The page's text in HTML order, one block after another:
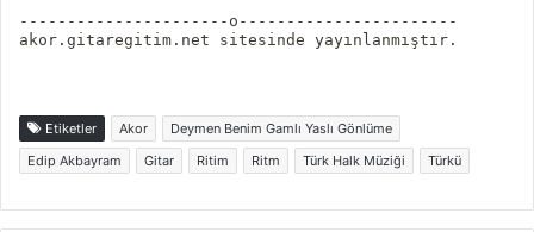
----------------------o-----------------------
akor.gitaregitim.net sitesinde yayınlanmıştır.
Etiketler Akor
Deymen Benim Gamlı Yaslı Gönlüme
Edip Akbayram
Gitar Ritim Ritm Türk Halk Müziği Türkü